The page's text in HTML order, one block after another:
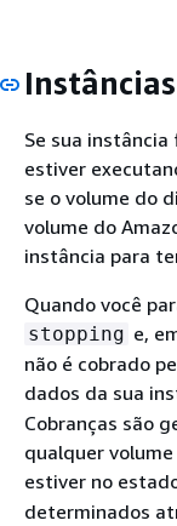
Se sua
estiver
se o volume do
volume do
instância para
Quando você
stopping e,
não é cobrado
dados da sua
Cobranças são
qualquer volume
estiver no
determinados